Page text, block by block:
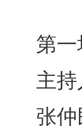
第一
主
张